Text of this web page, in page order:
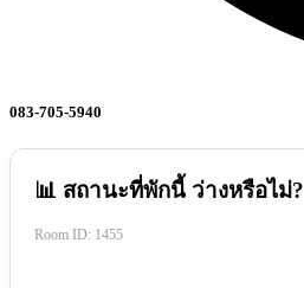
083-705-5940
📊 สถานะที่พักนี้ ว่างหรือไม่?
Room ID: 1455